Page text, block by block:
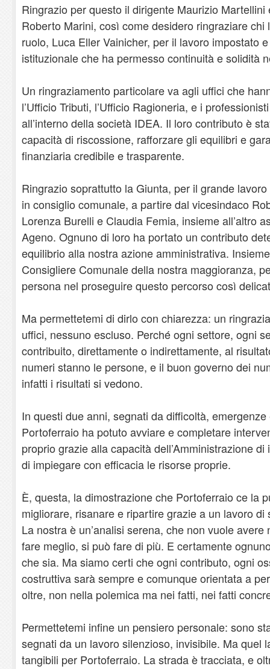
Ringrazio per questo il dirigente Maurizio Martellini
Roberto Marini, così come desidero ringraziare chi
ruolo, Luca Eller Vainicher, per il lavoro impostato
istituzionale che ha permesso continuità e solidità
Un ringraziamento particolare va agli uffici che
l’Ufficio Tributi, l’Ufficio Ragioneria, e i
all’interno della società IDEA. Il loro contributo è
capacità di riscossione, rafforzare gli equilibri e
finanziaria credibile e trasparente.
Ringrazio soprattutto la Giunta, per il grande
in consiglio comunale, a partire dal vicesindaco
Lorenza Burelli e Claudia Femia, insieme all’altro
Ageno. Ognuno di loro ha portato un contributo
equilibrio alla nostra azione amministrativa.
Consigliere Comunale della nostra maggioranza,
persona nel proseguire questo percorso così
Ma permettetemi di dirlo con chiarezza: un
uffici, nessuno escluso. Perché ogni settore, ogni
contribuito, direttamente o indirettamente, al
numeri stanno le persone, e il buon governo dei
infatti i risultati si vedono.
In questi due anni, segnati da difficoltà,
Portoferraio ha potuto avviare e completare
proprio grazie alla capacità dell’Amministrazione
di impiegare con efficacia le risorse proprie.
È, questa, la dimostrazione che Portoferraio ce la
migliorare, risanare e ripartire grazie a un lavoro
La nostra è un’analisi serena, che non vuole
fare meglio, si può fare di più. E certamente
che sia. Ma siamo certi che ogni contributo, ogni
costruttiva sarà sempre e comunque orientata a
oltre, non nella polemica ma nei fatti, nei fatti
Permettetemi infine un pensiero personale: sono
segnati da un lavoro silenzioso, invisibile. Ma quel
tangibili per Portoferraio. La strada è tracciata, e